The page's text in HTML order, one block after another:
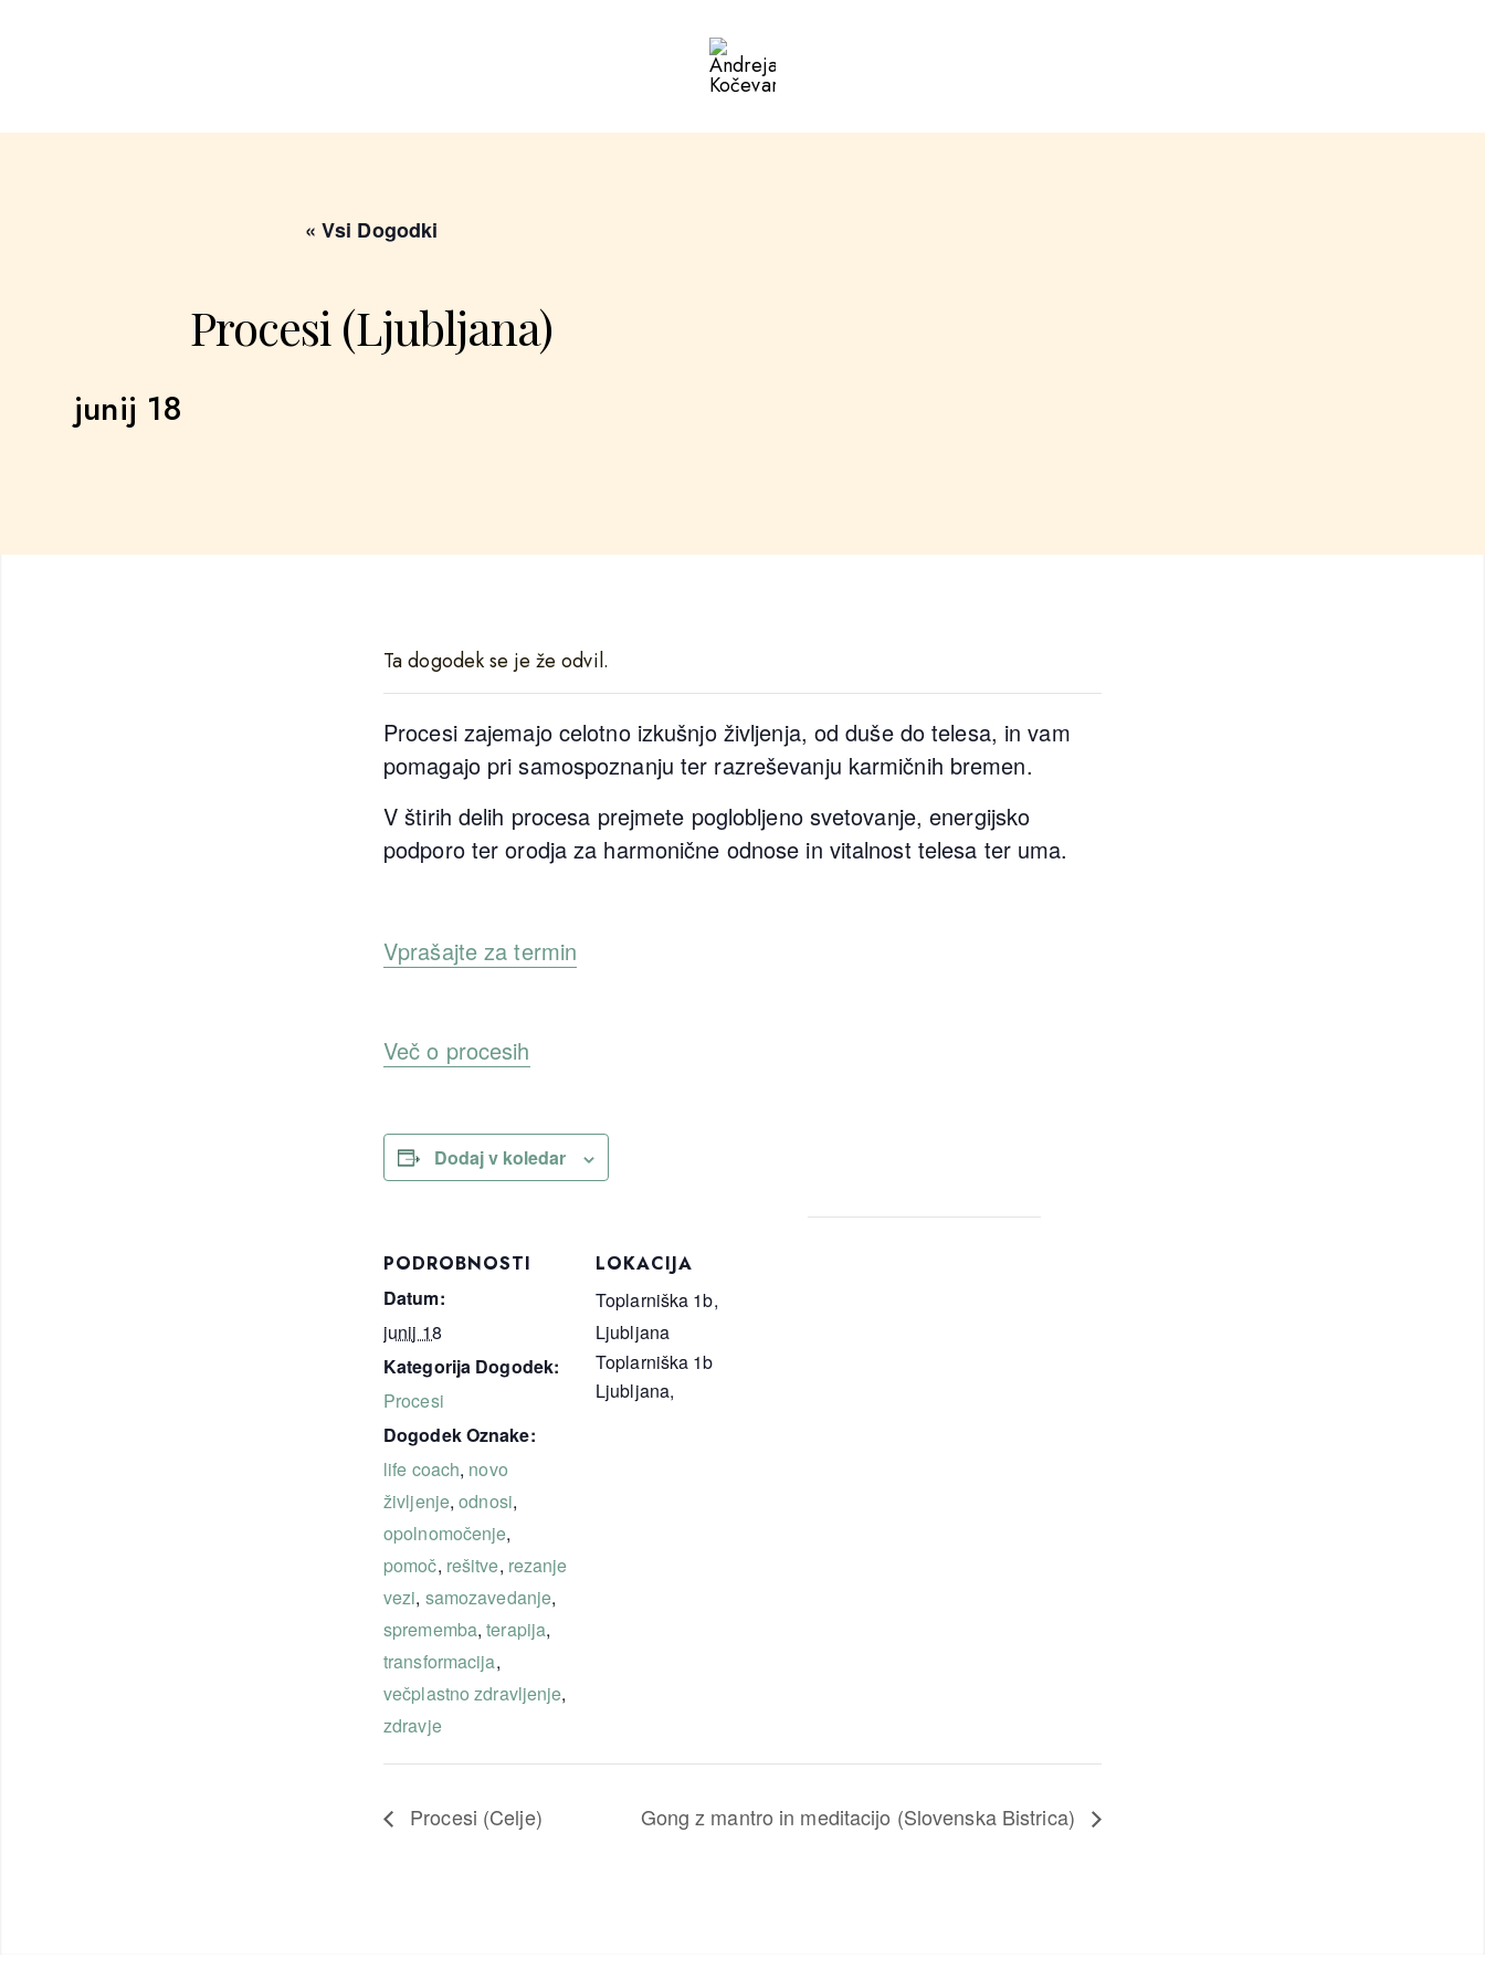
Andreja
« Vsi Dogodki
Procesi (Ljubljana)
junij 18
Ta dogodek se je že odvil.
Procesi zajemajo celotno izkušnjo življenja, od duše do telesa, in vam
pomagajo pri samospoznanju ter razreševanju karmičnih bremen.
V štirih delih procesa prejmete poglobljeno svetovanje, energijsko
podporo ter orodja za harmonične odnose in vitalnost telesa ter uma.
Vprašajte za termin
Več o procesih
Dodaj v koledar
PODROBNOSTI
Datum:
junij 18
Kategorija Dogodek:
Procesi
Dogodek Oznake:
life coach, novo
življenje,odnosi,
opolnomočenje,
pomoč, rešitve, rezanje
vezi, samozavedanje,
sprememba,terapija,
transformacija,
večplastno zdravljenje,
zdravje
LOKACIJA
Toplarniška 1b,
Ljubljana
Toplarniška 1b
Ljubljana,
Procesi (Celje) Gong z mantro in meditacijo (Slovenska Bistrica)